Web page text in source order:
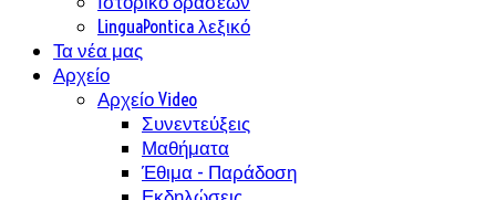
LinguaPontica λεξικό
Τα νέα μας
Αρχείο
Αρχείο Video
Συνεντεύξεις
Μαθήματα
Έθιμα - Παράδοση